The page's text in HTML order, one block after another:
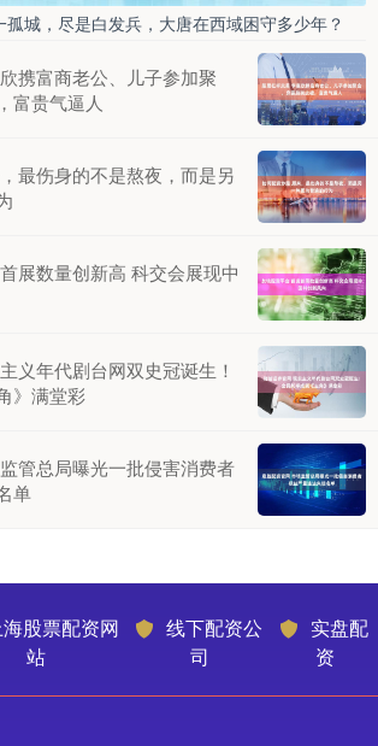
城，尽是白发兵，大唐在西域困守多少年？
携富商老公、儿子参加聚
富贵气逼人
最伤身的不是熬夜，而是另
展数量创新高 科交会展现中
义年代剧台网双史冠诞生！
》满堂彩
管总局曝光一批侵害消费者
单
海股票配资网
站
线下配资公
司
实盘配
资